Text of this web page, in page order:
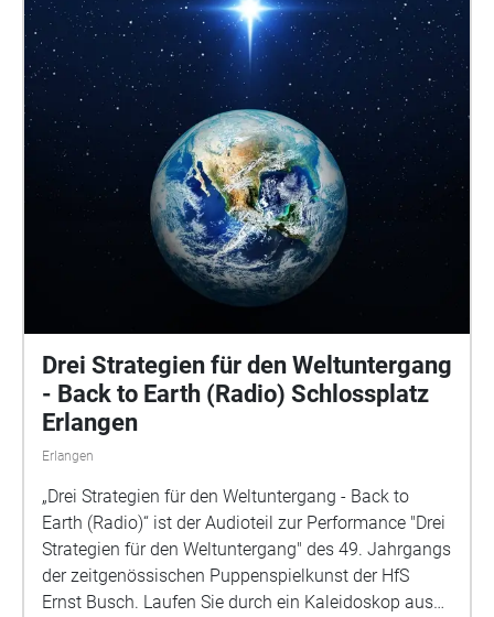
Drei Strategien für den Weltuntergang
- Back to Earth (Radio) Schlossplatz
Erlangen
Erlangen
„Drei Strategien für den Weltuntergang - Back to
Earth (Radio)“ ist der Audioteil zur Performance "Drei
Strategien für den Weltuntergang" des 49. Jahrgangs
der zeitgenössischen Puppenspielkunst der HfS
Ernst Busch. Laufen Sie durch ein Kaleidoskop aus